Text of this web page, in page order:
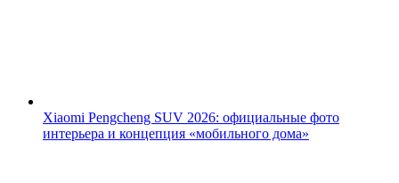
Xiaomi Pengcheng SUV 2026: официальные фото
интерьера и концепция «мобильного дома»